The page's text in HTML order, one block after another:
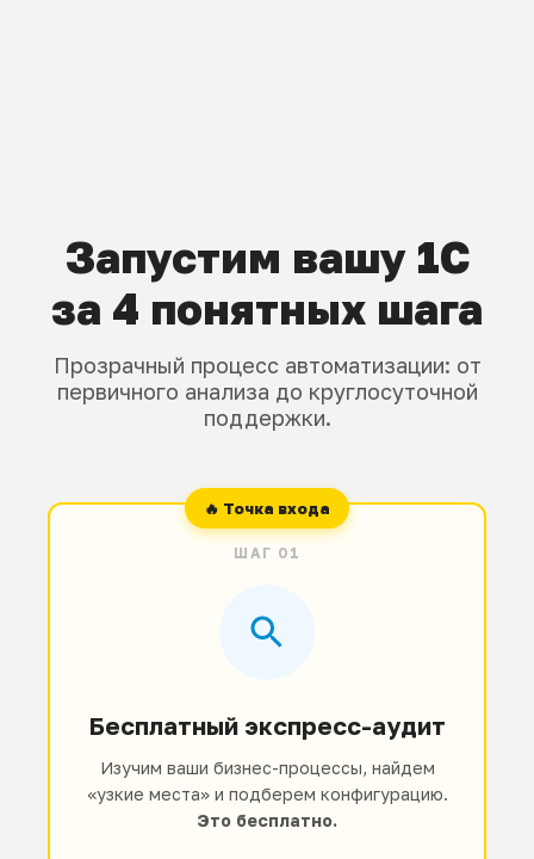
Запустим вашу 1С
за 4 понятных шага
Прозрачный процесс автоматизации: от
первичного анализа до круглосуточной
поддержки.
ШАГ 01
Бесплатный экспресс-аудит
Изучим ваши бизнес-процессы, найдем
«узкие места» и подберем конфигурацию.
Это бесплатно.